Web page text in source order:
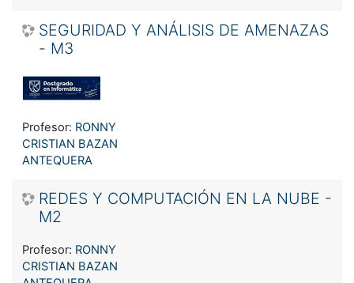
SEGURIDAD Y ANÁLISIS DE AMENAZAS
- M3
Profesor: RONNY
CRISTIAN BAZAN
ANTEQUERA
REDES Y COMPUTACIÓN EN LA NUBE -
M2
Profesor: RONNY
CRISTIAN BAZAN